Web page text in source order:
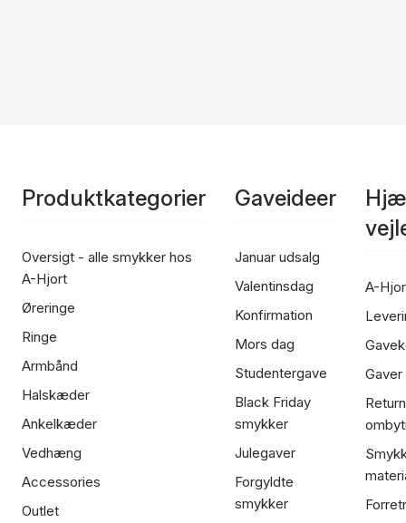
Produktkategorier
Oversigt - alle smykker hos
A-Hjort
Øreringe
Ringe
Armbånd
Halskæder
Ankelkæder
Vedhæng
Accessories
Outlet
Gaveideer
Januar udsalg
Valentinsdag
Konfirmation
Mors dag
Studentergave
Black Friday
smykker
Julegaver
Forgyldte
smykker
A-